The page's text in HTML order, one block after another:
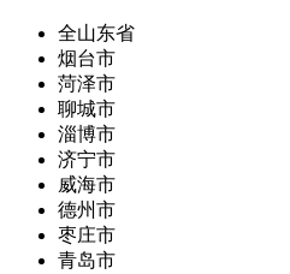
全山东省
烟台市
菏泽市
聊城市
淄博市
济宁市
威海市
德州市
枣庄市
青岛市